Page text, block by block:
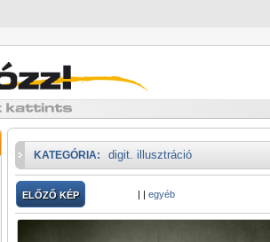
KATEGÓRIA: digit. illusztráció
ELŐZŐ KÉP | | egyéb